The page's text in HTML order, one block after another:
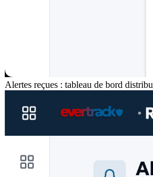
Alertes reçues : tableau de bord